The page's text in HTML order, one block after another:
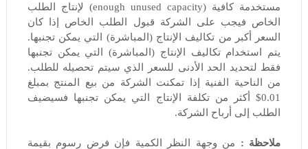
مستخدمة كافية (enough unused capacity) لإنتاج الطلب
الخاص فيجب على الشركة قبول الطلب الخاص إذا كان
السعر أكبر من تكاليف الإنتاج (المباشرة) التي يمكن تجنبها.
يتم استخدام تكاليف الإنتاج (المباشرة) التي يمكن تجنبها
فقط لتحديد الحد الأدنى للسعر الذي سيتم تحصيله للطلب.
من الناحية الفنية إذا تمكنت الشركة من بيع المنتج بمبلغ
0.01$ أكثر من تكلفة الإنتاج التي يمكن تجنبها فسيضيف
الطلب إلى أرباح الشركة.
ملاحظة : من وجهة النظر الكمية فإن فرض رسوم بقيمة